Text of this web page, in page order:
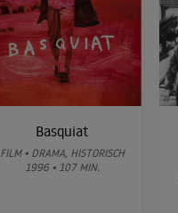
Basquiat
FILM • DRAMA, HISTORISCH
1996 • 107 MIN.